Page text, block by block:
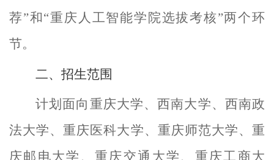
荐”和“重庆人工智能学院选拔考核”两个环
节。
二、 招生范围
计划面向重庆大学、西南大学、西南政
法大学、重庆医科大学、重庆师范大学、重
庆邮电大学、重庆交通大学、重庆工商大